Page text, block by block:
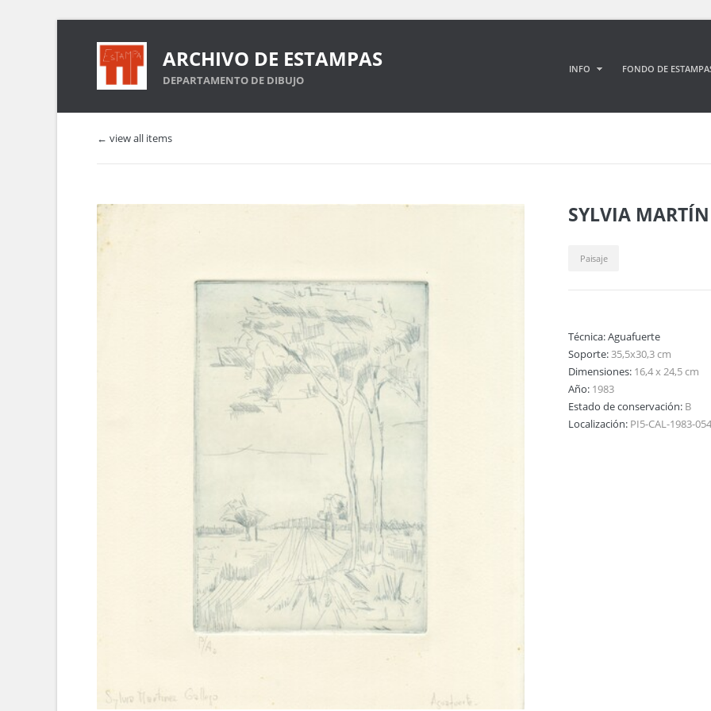
ARCHIVO DE ESTAMPAS
DEPARTAMENTO DE DIBUJO
INFO FONDO DE
← view all items
SYLVIA
Paisaje
Técnica:Aguafuerte
Soporte:35,5x30,3 cm
Dimensiones: 16,4 x 24,5 cm
Año: 1983
Estado de conservación: B
Localización: PI5-CAL-1983-054